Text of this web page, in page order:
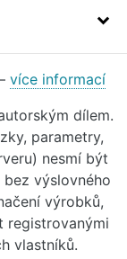
více informací
dílem.
parametry,
nesmí být
výslovného
výrobků,
registrovanými
vlastníků.